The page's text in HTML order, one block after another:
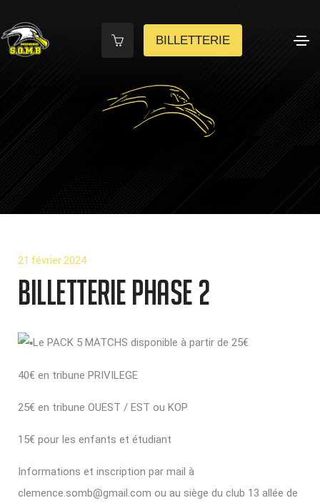
BILLETTERIE
21 février 2024
BILLETTERIE PHASE 2
Le PACK 5 MATCHS disponible à partir de 25€
40€ en tribune PRIVILEGE
25€ en tribune OUEST / EST ou KOP
15€ pour les enfants et étudiant
Informations et inscription par mail à
clemence.somb@gmail.com ou au siège du club 13 allée de